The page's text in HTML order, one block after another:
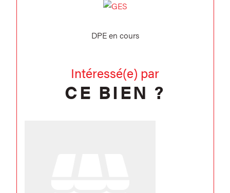
DPE en cours
Intéressé(e) par
CE BIEN ?